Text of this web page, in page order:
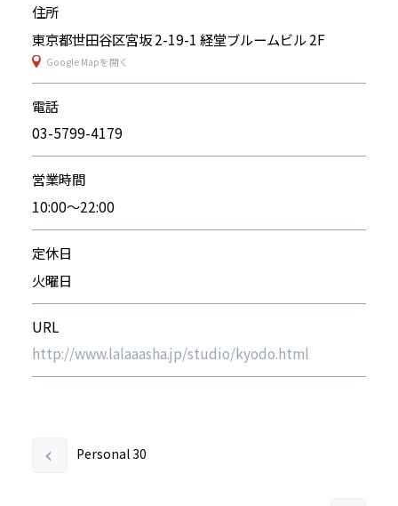
住所
東京都世田谷区宮坂 2-19-1 経堂ブルームビル 2F
Google Mapを開く
電話
03-5799-4179
営業時間
10:00～22:00
定休日
火曜日
URL
http://www.lalaaasha.jp/studio/kyodo.html
Personal 30